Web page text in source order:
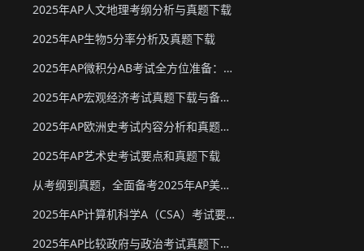
2025年AP人文地理考纲分析与真题下载
2025年AP生物5分率分析及真题下载
2025年AP微积分AB考试全方位准备：真题资源、考试形式与策略
2025年AP宏观经济考试真题下载与备考要点
2025年AP欧洲史考试内容分析和真题下载
2025年AP艺术史考试要点和真题下载
从考纲到真题，全面备考2025年AP美国政府与政治
2025年AP计算机科学A（CSA）考试要点和真题下载
2025年AP比较政府与政治考试真题下载与备考要点